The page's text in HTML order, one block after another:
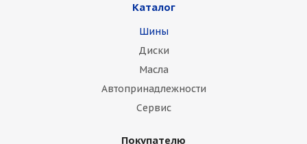
Каталог
Шины
Диски
Масла
Автопринадлежности
Сервис
Покупателю